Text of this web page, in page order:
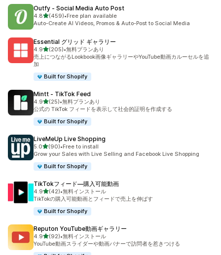
Outfy ‑ Social Media Auto Post
4.85つ星中
(459)
合計レビュー数：459件
•Free plan available
Auto-Create AI Videos, Promos & Auto-Post to Social Media
Essential グリッド ギャラリー
4.95つ星中
(205)
合計レビュー数：205件
•無料プランあり
売上につながるLookbook画像ギャラリーやYouTube動画カルーセルを追
加
Built for Shopify
Mintt ‑ TikTok Feed
4.95つ星中
(25)
合計レビュー数：25件
•無料プランあり
公式の TikTok フィードを表示して社会的証明を作成する
Built for Shopify
LiveMeUp Live Shopping
5.05つ星中
(90)
合計レビュー数：90件
•Free to install
Grow your Sales with Live Selling and Facebook Live Shopping
Built for Shopify
TikTokフィード—購入可能動画
4.95つ星中
(42)
合計レビュー数：42件
•無料インストール
TikTokの購入可能動画とフィードで売上を伸ばす
Built for Shopify
Reputon YouTube動画ギャラリー
4.95つ星中
(92)
合計レビュー数：92件
•無料インストール
YouTube動画スライダーや動画バナーで訪問者を惹きつける